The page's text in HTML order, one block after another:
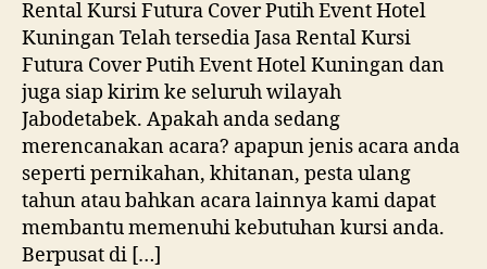
Cover
Putih
Event
Hotel
Kuningan
Rental Kursi Futura Cover Putih Event Hotel
Kuningan Telah tersedia Jasa Rental Kursi
Futura Cover Putih Event Hotel Kuningan dan
juga siap kirim ke seluruh wilayah
Jabodetabek. Apakah anda sedang
merencanakan acara? apapun jenis acara anda
seperti pernikahan, khitanan, pesta ulang
tahun atau bahkan acara lainnya kami dapat
membantu memenuhi kebutuhan kursi anda.
Berpusat di […]